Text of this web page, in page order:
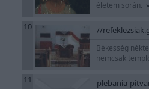
életem során. »
10 //
Békesség
nemcsak
11 plebania-